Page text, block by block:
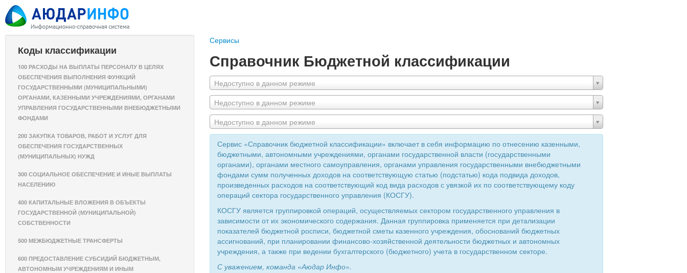
Коды классификации
100 РАСХОДЫ НА ВЫПЛАТЫ ПЕРСОНАЛУ В ЦЕЛЯХ
ОБЕСПЕЧЕНИЯ ВЫПОЛНЕНИЯ ФУНКЦИЙ
ГОСУДАРСТВЕННЫМИ (МУНИЦИПАЛЬНЫМИ)
ОРГАНАМИ, КАЗЕННЫМИ УЧРЕЖДЕНИЯМИ, ОРГАНАМИ
УПРАВЛЕНИЯ ГОСУДАРСТВЕННЫМИ ВНЕБЮДЖЕТНЫМИ
ФОНДАМИ
200 ЗАКУПКА ТОВАРОВ, РАБОТ И УСЛУГ ДЛЯ
ОБЕСПЕЧЕНИЯ ГОСУДАРСТВЕННЫХ
(МУНИЦИПАЛЬНЫХ) НУЖД
300 СОЦИАЛЬНОЕ ОБЕСПЕЧЕНИЕ И ИНЫЕ ВЫПЛАТЫ
НАСЕЛЕНИЮ
400 КАПИТАЛЬНЫЕ ВЛОЖЕНИЯ В ОБЪЕКТЫ
ГОСУДАРСТВЕННОЙ (МУНИЦИПАЛЬНОЙ)
СОБСТВЕННОСТИ
500 МЕЖБЮДЖЕТНЫЕ ТРАНСФЕРТЫ
600 ПРЕДОСТАВЛЕНИЕ СУБСИДИЙ БЮДЖЕТНЫМ,
АВТОНОМНЫМ УЧРЕЖДЕНИЯМ И ИНЫМ
Сервисы
Справочник Бюджетной классификации
Недоступно в данном режиме
Недоступно в данном режиме
Недоступно в данном режиме
Сервис «Справочник бюджетной классификации» включает в себя информацию по отнесению казенными,
бюджетными, автономными учреждениями, органами государственной власти (государственными
органами), органами местного самоуправления, органами управления государственными внебюджетными
фондами сумм полученных доходов на соответствующую статью (подстатью) кода подвида доходов,
произведенных расходов на соответствующий код вида расходов с увязкой их по соответствующему коду
операций сектора государственного управления (КОСГУ).
КОСГУ является группировкой операций, осуществляемых сектором государственного управления в
зависимости от их экономического содержания. Данная группировка применяется при детализации
показателей бюджетной росписи, бюджетной сметы казенного учреждения, обоснований бюджетных
ассигнований, при планировании финансово-хозяйственной деятельности бюджетных и автономных
учреждения, а также при ведении бухгалтерского (бюджетного) учета в государственном секторе.
С уважением, команда «Аюдар Инфо».